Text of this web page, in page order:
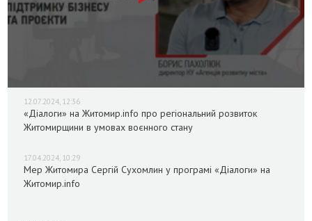
12.07.2024, 12:36
«Діалоги» на Житомир.info про регіональний розвиток
Житомирщини в умовах воєнного стану
17.04.2024, 10:29
Мер Житомира Сергій Сухомлин у програмі «Діалоги» на
Житомир.info